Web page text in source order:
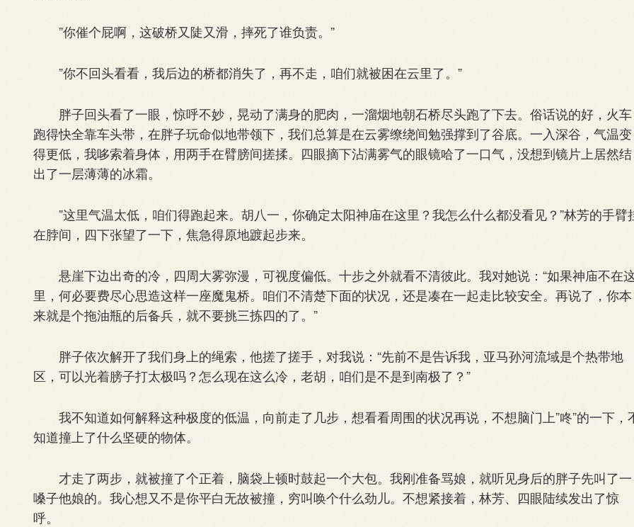
”你催个屁啊，这破桥又陡又滑，摔死了谁负责。”
”你不回头看看，我后边的桥都消失了，再不走，咱们就被困在云里了。”
胖子回头看了一眼，惊呼不妙，晃动了满身的肥肉，一溜烟地朝石桥尽头跑了下去。俗话说的好，火车
跑得快全靠车头带，在胖子玩命似地带领下，我们总算是在云雾缭绕间勉强撑到了谷底。一入深谷，气温变
得更低，我哆索着身体，用两手在臂膀间搓揉。四眼摘下沾满雾气的眼镜哈了一口气，没想到镜片上居然结
出了一层薄薄的冰霜。
”这里气温太低，咱们得跑起来。胡八一，你确定太阳神庙在这里？我怎么什么都没看见？”林芳的手臂
在脖间，四下张望了一下，焦急得原地踱起步来。
悬崖下边出奇的冷，四周大雾弥漫，可视度偏低。十步之外就看不清彼此。我对她说：“如果神庙不在
里，何必要费尽心思造这样一座魔鬼桥。咱们不清楚下面的状况，还是凑在一起走比较安全。再说了，你本
来就是个拖油瓶的后备兵，就不要挑三拣四的了。”
胖子依次解开了我们身上的绳索，他搓了搓手，对我说：“先前不是告诉我，亚马孙河流域是个热带地
区，可以光着膀子打太极吗？怎么现在这么冷，老胡，咱们是不是到南极了？”
我不知道如何解释这种极度的低温，向前走了几步，想看看周围的状况再说，不想脑门上”咚”的一下，
知道撞上了什么坚硬的物体。
才走了两步，就被撞了个正着，脑袋上顿时鼓起一个大包。我刚准备骂娘，就听见身后的胖子先叫了一
嗓子他娘的。我心想又不是你平白无故被撞，穷叫唤个什么劲儿。不想紧接着，林芳、四眼陆续发出了惊
呼。